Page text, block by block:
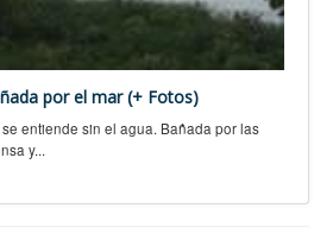
por el mar (+ Fotos)
entiende sin el agua. Bañada por las
y...